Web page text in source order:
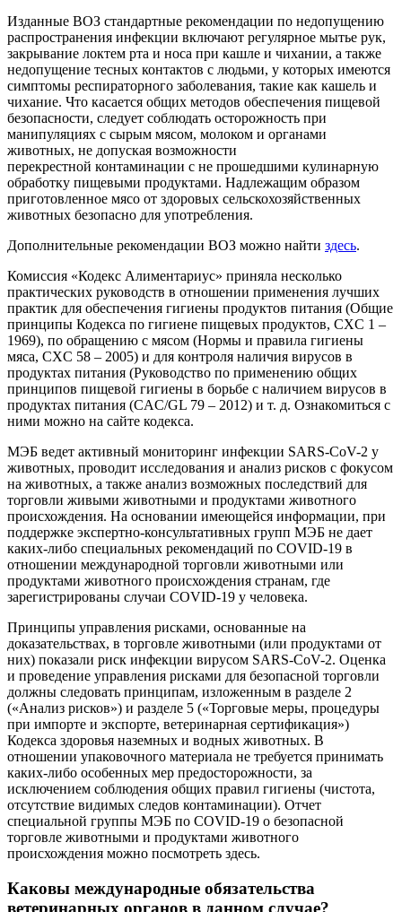
Изданные ВОЗ стандартные рекомендации по недопущению
распространения инфекции включают регулярное мытье рук,
закрывание локтем рта и носа при кашле и чихании, а также
недопущение тесных контактов с людьми, у которых имеются
симптомы респираторного заболевания, такие как кашель и
чихание. Что касается общих методов обеспечения пищевой
безопасности, следует соблюдать осторожность при
манипуляциях с сырым мясом, молоком и органами
животных, не допуская возможности
перекрестной контаминации с не прошедшими кулинарную
обработку пищевыми продуктами. Надлежащим образом
приготовленное мясо от здоровых сельскохозяйственных
животных безопасно для употребления.
Дополнительные рекомендации ВОЗ можно найти здесь.
Комиссия «Кодекс Алиментариус» приняла несколько
практических руководств в отношении применения лучших
практик для обеспечения гигиены продуктов питания (Общие
принципы Кодекса по гигиене пищевых продуктов, CXC 1 –
1969), по обращению с мясом (Нормы и правила гигиены
мяса, CXC 58 – 2005) и для контроля наличия вирусов в
продуктах питания (Руководство по применению общих
принципов пищевой гигиены в борьбе с наличием вирусов в
продуктах питания (CAC/GL 79 – 2012) и т. д. Ознакомиться с
ними можно на сайте кодекса.
МЭБ ведет активный мониторинг инфекции SARS-CoV-2 у
животных, проводит исследования и анализ рисков с фокусом
на животных, а также анализ возможных последствий для
торговли живыми животными и продуктами животного
происхождения. На основании имеющейся информации, при
поддержке экспертно-консультативных групп МЭБ не дает
каких-либо специальных рекомендаций по COVID-19 в
отношении международной торговли животными или
продуктами животного происхождения странам, где
зарегистрированы случаи COVID-19 у человека.
Принципы управления рисками, основанные на
доказательствах, в торговле животными (или продуктами от
них) показали риск инфекции вирусом SARS-CoV-2. Оценка
и проведение управления рисками для безопасной торговли
должны следовать принципам, изложенным в разделе 2
(«Анализ рисков») и разделе 5 («Торговые меры, процедуры
при импорте и экспорте, ветеринарная сертификация»)
Кодекса здоровья наземных и водных животных. В
отношении упаковочного материала не требуется принимать
каких-либо особенных мер предосторожности, за
исключением соблюдения общих правил гигиены (чистота,
отсутствие видимых следов контаминации). Отчет
специальной группы МЭБ по COVID-19 о безопасной
торговле животными и продуктами животного
происхождения можно посмотреть здесь.
Каковы международные обязательства
ветеринарных органов в данном случае?